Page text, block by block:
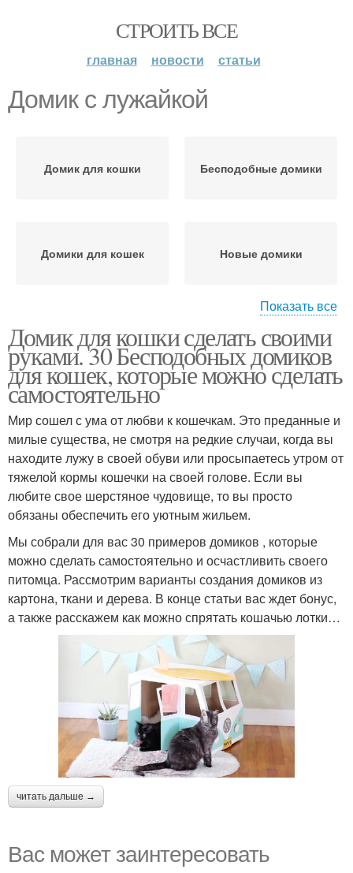
СТРОИТЬ ВСЕ
главная новости статьи
Домик с лужайкой
Домик для кошки Бесподобные домики
Домики для кошек Новые домики
Домики из картона Уютный домик
Минималистичный
домик
Аккуратный домик
Домик из картонной
коробки
Показать все
Домик для кошки сделать своими
руками. 30 Бесподобных домиков
для кошек, которые можно сделать
самостоятельно
Мир сошел с ума от любви к кошечкам. Это преданные и
милые существа, не смотря на редкие случаи, когда вы
находите лужу в своей обуви или просыпаетесь утром от
тяжелой кормы кошечки на своей голове. Если вы
любите свое шерстяное чудовище, то вы просто
обязаны обеспечить его уютным жильем.
Мы собрали для вас 30 примеров домиков , которые
можно сделать самостоятельно и осчастливить своего
питомца. Рассмотрим варианты создания домиков из
картона, ткани и дерева. В конце статьи вас ждет бонус,
а также расскажем как можно спрятать кошачью лотки…
читать дальше →
Вас может заинтересовать